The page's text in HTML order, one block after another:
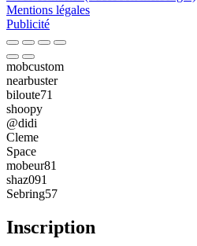
Mentions légales
Publicité
mobcustom
nearbuster
biloute71
shoopy
@didi
Cleme
Space
mobeur81
shaz091
Sebring57
Inscription